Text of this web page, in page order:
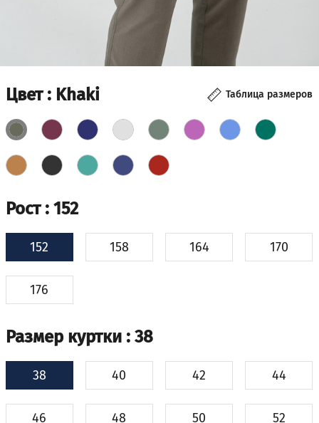
Цвет: Khaki Таблица размеров
Рост: 152
152 158 164 170
176
Размер куртки : 38
38 40 42 44
46 48 50 52